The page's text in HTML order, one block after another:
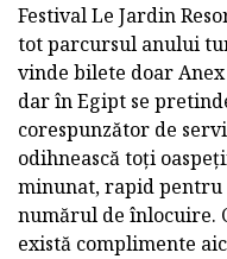
Festival Le Jardin
tot parcursul anului
vinde bilete doar
dar în Egipt se
corespunzător de
odihnească toți
minunat, rapid pentru
numărul de înlocuire.
există complimente